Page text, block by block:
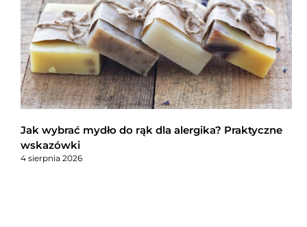
Jak wybrać mydło do rąk dla alergika? Praktyczne
wskazówki
4 sierpnia 2026